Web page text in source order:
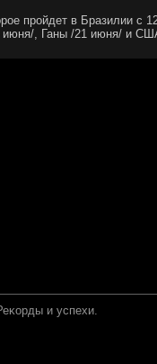
пройдет в Бразилии с
июня/, Ганы /21 июня/ и
и успехи.